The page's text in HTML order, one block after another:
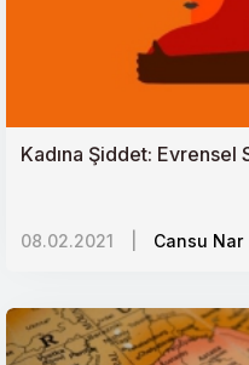
Keşmir Krizinde
Yunanistanın Göç Sınavı
Siyasi Dinamikleri
Toplum ve Hukuk İlişkisi
Kadına Şiddet:
08.02.2021 Cansu Nar